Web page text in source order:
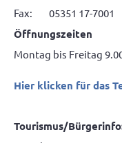
Fax: 05351 17-7001
Öffnungszeiten
Montag bis Freitag
Hier klicken für das
Tourismus/